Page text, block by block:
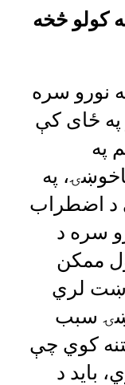
کولو څخه
نورو سره
په ځای کې
په
په
د اضطراب
سره د
ممکن
لري
سبب
کوي چې
باید د